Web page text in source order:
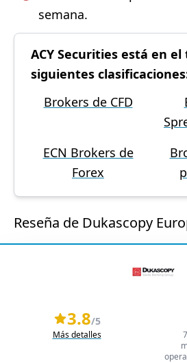
semana.
ACY Securities está en el
siguientes
Brokers de CFD
ECN Brokers de
Forex
Reseña de Dukascopy
3.8/5
Más detalles